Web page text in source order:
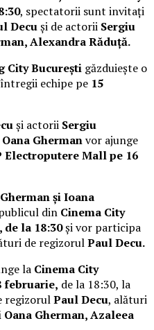
, spectatorii sunt invitați
Decuși de actorii Sergiu
Alexandra Răduță.
City București găzduiește o
echipe pe 15
și actorii Sergiu
Ghermanvor ajunge
Electroputere Mall pe 16
și Ioana
din Cinema City
la 18:30și vor participa
de regizorulPaul Decu.
la Cinema City
februarie, de la 18:30, la
regizorulPaul Decu, alături
Gherman, Azaleea